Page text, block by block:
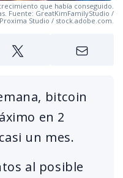
que había conseguido.
Fuente: GreatKimFamilyStudio /
Studio / stock.adobe.com.
bitcoin
en 2
un mes.
al posible